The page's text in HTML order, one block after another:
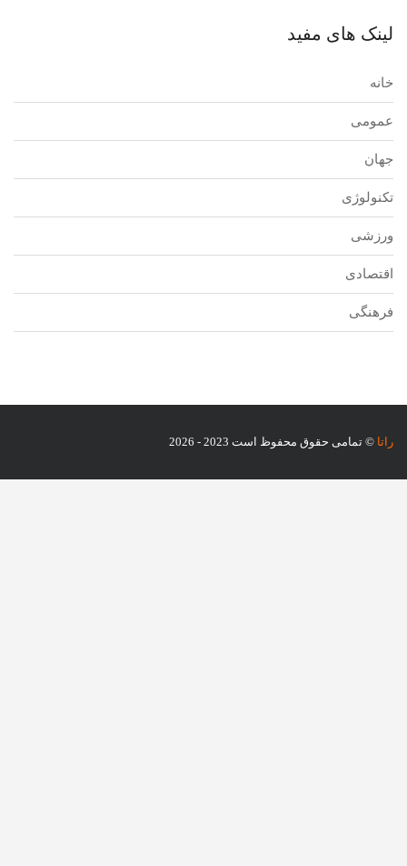
لینک های مفید
خانه
عمومی
جهان
تکنولوژی
ورزشی
اقتصادی
فرهنگی
راتا © تمامی حقوق محفوظ است 2023 - 2026